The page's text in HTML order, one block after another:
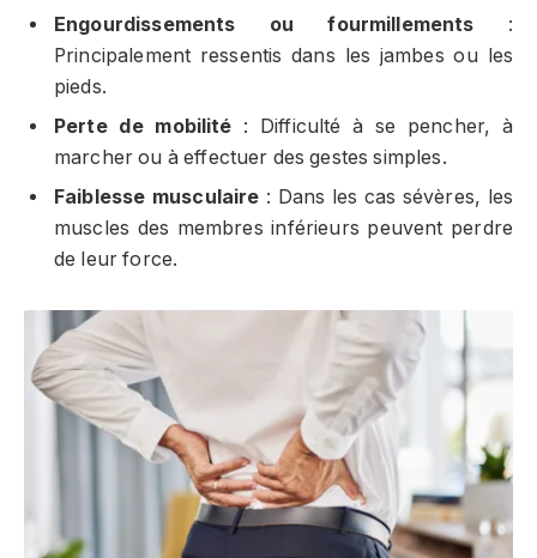
Engourdissements ou fourmillements :
Principalement ressentis dans les jambes ou les
pieds.
Perte de mobilité : Difficulté à se pencher, à
marcher ou à effectuer des gestes simples.
Faiblesse musculaire : Dans les cas sévères, les
muscles des membres inférieurs peuvent perdre
de leur force.